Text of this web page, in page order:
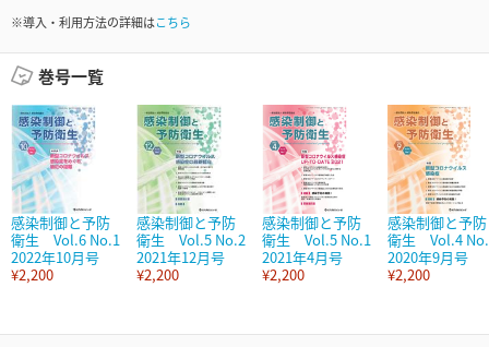
※導入・利用方法の詳細はこちら
巻号一覧
感染制御と予防
衛生 Vol.6 No.1
2022年10月号
¥2,200
感染制御と予防
衛生 Vol.5 No.2
2021年12月号
¥2,200
感染制御と予防
衛生 Vol.5 No.1
2021年4月号
¥2,200
感染制御と予防
衛生 Vol.4
2020年9月号
¥2,200